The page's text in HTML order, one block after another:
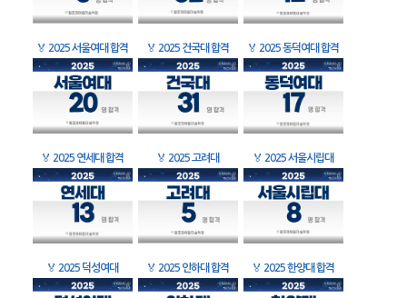
🏅 2025 서울여대 합격 🏅 2025 건국대 합격 🏅 2025 동덕여대 합격
🏅 2025 연세대 합격 🏅 2025 고려대 🏅 2025 서울시립대
🏅 2025 덕성여대 🏅 2025 인하대 합격 🏅 2025 한양대 합격